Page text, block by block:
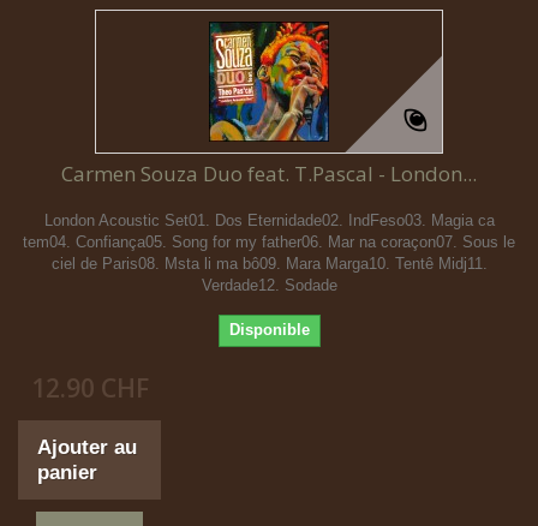
Carmen Souza Duo feat. T.Pascal - London...
London Acoustic Set01. Dos Eternidade02. IndFeso03. Magia ca
tem04. Confiança05. Song for my father06. Mar na coraçon07. Sous le
ciel de Paris08. Msta li ma bô09. Mara Marga10. Tentê Midj11.
Verdade12. Sodade
Disponible
12.90 CHF
Ajouter au
panier